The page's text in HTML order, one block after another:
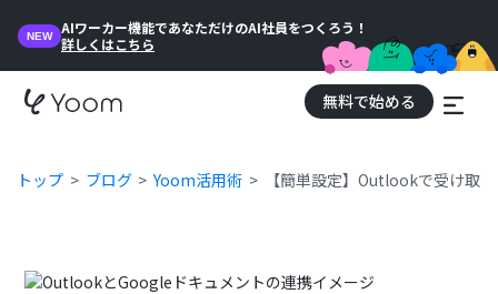
NEW
AIワーカー機能であなただけのAI社員をつくろう！
詳しくはこちら
無料で始める
トップ ブログ Yoom活用術 【簡単設定】Outlookで受け取